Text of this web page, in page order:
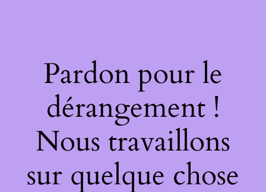
Pardon pour le
dérangement !
Nous travaillons
sur quelque chose